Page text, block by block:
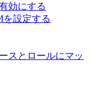
効にする
を設定する
スとロールにマッ